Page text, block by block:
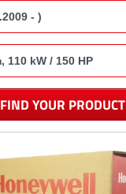
FIND YOUR PRODUCT